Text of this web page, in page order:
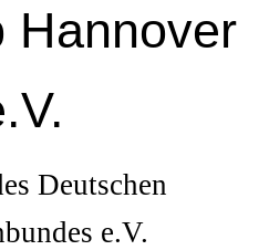
Hannover
Deutschen
e.V.